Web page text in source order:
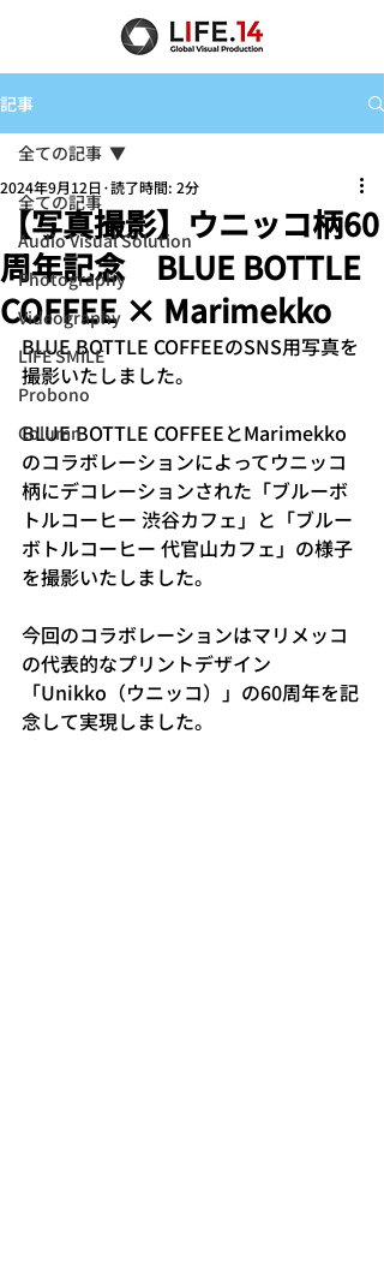
記事
全ての記事
Audio Visual Solution
Photography
Videography
LIFE SMILE
Probono
Column
全ての記事
【写真撮影】ウニッコ柄60
周年記念 BLUE BOTTLE
COFFEE × Marimekko
2024年9月12日 読了時間: 2分
BLUE BOTTLE COFFEEのSNS用写真を
撮影いたしました。
BLUE BOTTLE COFFEEとMarimekko
のコラボレーションによってウニッコ
柄にデコレーションされた「ブルーボ
トルコーヒー 渋谷カフェ」と「ブルー
ボトルコーヒー 代官山カフェ」の様子
を撮影いたしました。
今回のコラボレーションはマリメッコ
の代表的なプリントデザイン
「Unikko（ウニッコ）」の60周年を記
念して実現しました。